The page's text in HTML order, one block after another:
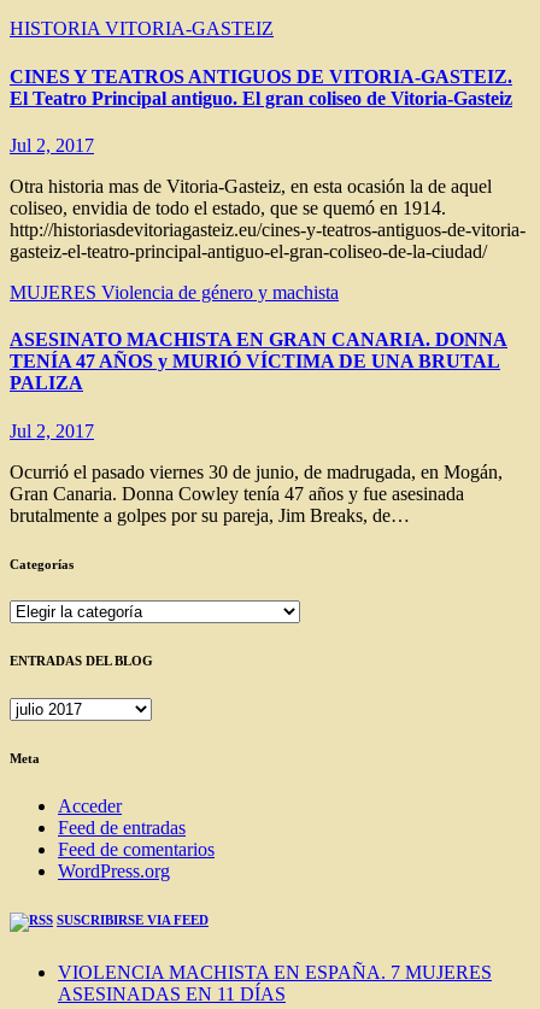
HISTORIA VITORIA-GASTEIZ
CINES Y TEATROS ANTIGUOS DE VITORIA-GASTEIZ.
El Teatro Principal antiguo. El gran coliseo de Vitoria-Gasteiz
Jul 2, 2017
Otra historia mas de Vitoria-Gasteiz, en esta ocasión la de aquel
coliseo, envidia de todo el estado, que se quemó en 1914.
http://historiasdevitoriagasteiz.eu/cines-y-teatros-antiguos-de-vitoria-
gasteiz-el-teatro-principal-antiguo-el-gran-coliseo-de-la-ciudad/
MUJERES Violencia de género y machista
ASESINATO MACHISTA EN GRAN CANARIA. DONNA
TENÍA 47 AÑOS y MURIÓ VÍCTIMA DE UNA BRUTAL
PALIZA
Jul 2, 2017
Ocurrió el pasado viernes 30 de junio, de madrugada, en Mogán,
Gran Canaria. Donna Cowley tenía 47 años y fue asesinada
brutalmente a golpes por su pareja, Jim Breaks, de…
Categorías
Categorías
ENTRADAS DEL BLOG
ENTRADAS
BLOG
Meta
Acceder
Feed de entradas
Feed de comentarios
WordPress.org
SUSCRIBIRSE VIA FEED
VIOLENCIA MACHISTA EN ESPAÑA. 7 MUJERES
ASESINADAS EN 11 DÍAS